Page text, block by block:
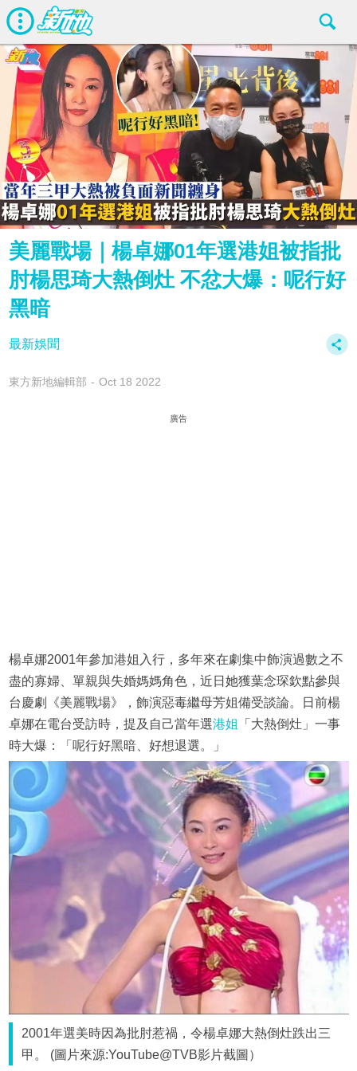
美麗戰場｜楊卓娜01年選港姐被指批
肘楊思琦大熱倒灶 不忿大爆：呢行好
黑暗
最新娛聞
東方新地編輯部 Oct 18 2022
廣告
楊卓娜2001年參加港姐入行，多年來在劇集中飾演過數之不
盡的寡婦、單親與失婚媽媽角色，近日她獲葉念琛欽點參與
台慶劇《美麗戰場》，飾演惡毒繼母芳姐備受談論。日前楊
卓娜在電台受訪時，提及自己當年選港姐 「大熱倒灶」一事
時大爆：「呢行好黑暗、好想退選。」
2001年選美時因為批肘惹禍，令楊卓娜大熱倒灶跌出三
甲。 (圖片來源:YouTube@TVB影片截圖）